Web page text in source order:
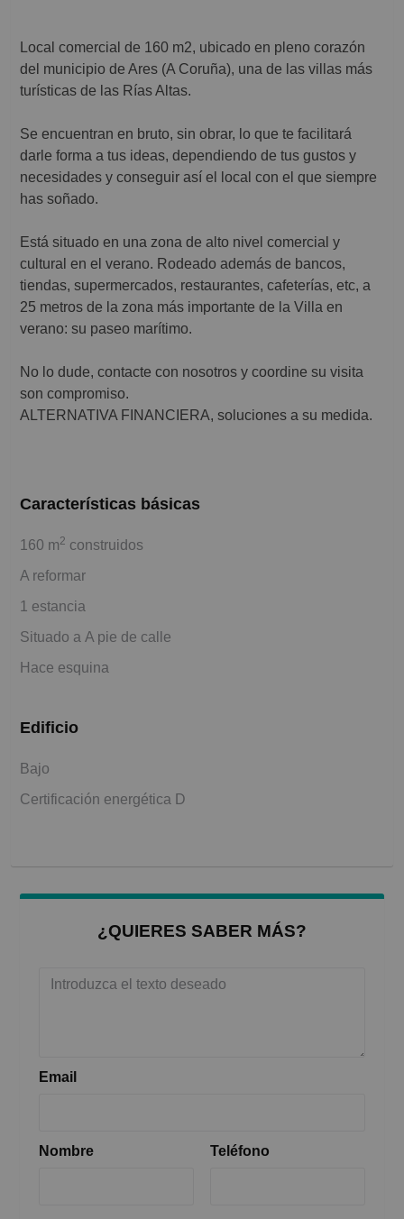
del municipio de Ares (A Coruña), una de las villas más
turísticas de las Rías Altas.
Se encuentran en bruto, sin obrar, lo que te facilitará
darle forma a tus ideas, dependiendo de tus gustos y
necesidades y conseguir así el local con el que siempre
has soñado.
Está situado en una zona de alto nivel comercial y
cultural en el verano. Rodeado además de bancos,
tiendas, supermercados, restaurantes, cafeterías, etc, a
25 metros de la zona más importante de la Villa en
verano: su paseo marítimo.
No lo dude, contacte con nosotros y coordine su visita
son compromiso.
ALTERNATIVA FINANCIERA, soluciones a su medida.
Características básicas
160 m2 construidos
A reformar
1 estancia
Situado a A pie de calle
Hace esquina
Edificio
Bajo
Certificación energética D
¿QUIERES SABER MÁS?
Email
Nombre Teléfono